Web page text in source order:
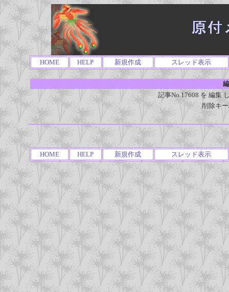
HOME HELP 新規作成 スレッド表示
記事No.17608 を 編集
削除キ
HOME HELP 新規作成 スレッド表示